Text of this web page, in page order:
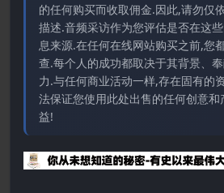
的任何购买而收取佣金.因此,请勿仅
描述.音频采访作为您评估是否在这
息来源.在任何在线网站购买之前,您
查.每个人的成功都取决于其背景、
力.与任何商业活动一样,存在固有的
法保证您使用此处出售的任何创意
益!